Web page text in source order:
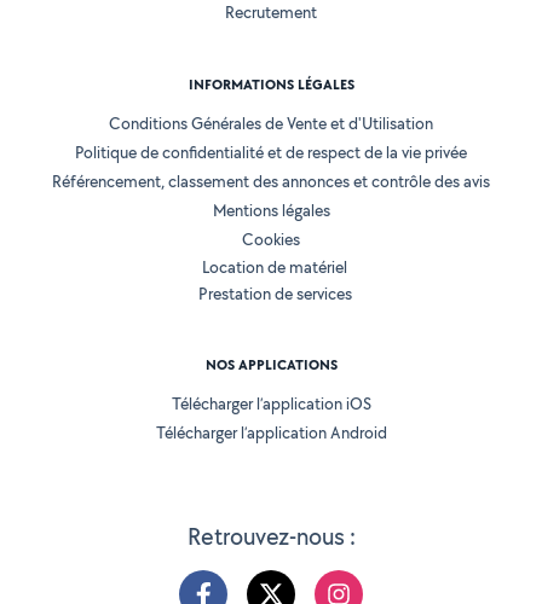
Retrouvez-nous :
Recrutement
INFORMATIONS LÉGALES
Conditions Générales de Vente et d'Utilisation
Politique de confidentialité et de respect de la vie privée
Référencement, classement des annonces et contrôle des avis
Mentions légales
Cookies
Location de matériel
Prestation de services
NOS APPLICATIONS
Télécharger l’application iOS
Télécharger l’application Android